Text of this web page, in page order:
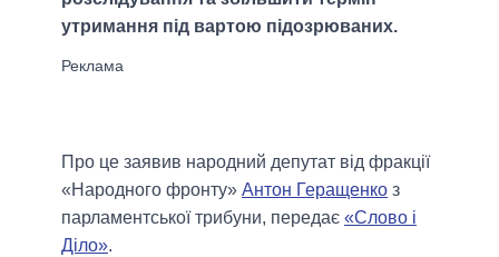
утримання під вартою підозрюваних.
Про це заявив народний депутат від фракції
«Народного фронту» Антон Геращенко з
парламентської трибуни, передає «Слово і
Діло».